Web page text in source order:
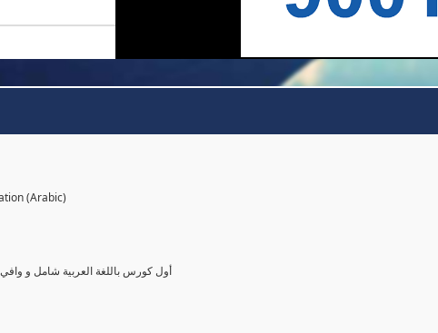
(Arabic)
أول كورس باللغة العربية شامل و وافي